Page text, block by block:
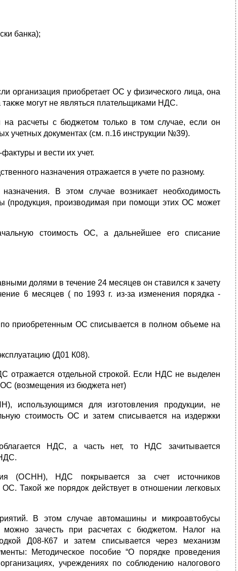
банка);
организация приобретает ОС у физического лица, она
могут не являться плательщиками НДС.
расчеты с бюджетом только в том случае, если он
учетных документах (см. п.16 инструкции №39).
и вести их учет.
назначения отражается в учете по разному.
В этом случае возникает необходимость
(продукция, производимая при помощи этих ОС может
стоимость ОС, а дальнейшее его списание
долями в течение 24 месяцев он ставился к зачету
6 месяцев ( по 1993 г. из-за изменения порядка -
приобретенным ОС списывается в полном объеме на
(Д01 К08).
отражается отдельной строкой. Если НДС не выделен
ОС (возмещения из бюджета нет)
использующимся для изготовления продукции, не
стоимость ОС и затем списывается на издержки
НДС, а часть нет, то НДС зачитывается
(ОСНН), НДС покрывается за счет источников
Такой же порядок действует в отношении легковых
В этом случае автомашины и микроавтобусы
зачесть при расчетах с бюджетом. Налог на
Д08-К67 и затем списывается через механизм
Методическое пособие “О порядке проведения
учреждениях по соблюдению налогового